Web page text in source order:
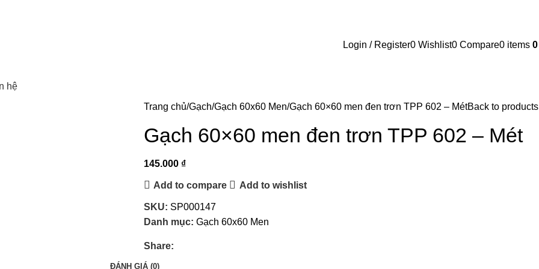
Login / Register0 Wishlist0 Compare0 items
hệ
Trang chủ Gạch Gạch 60x60 Men Gạch 60×60 men đen trơn TPP 602 – MétBack to products
Gạch 60×60 men đen trơn TPP 602 – Mét
145.000 ₫
Add to compare Add to wishlist
SKU: SP000147
Danh mục: Gạch 60x60 Men
Share:
ĐÁNH GIÁ (0)